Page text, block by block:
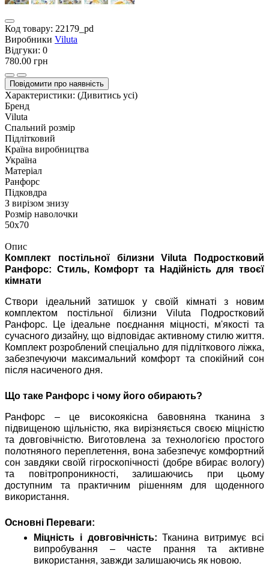
Код товару: 22179_pd
Виробники Viluta
Відгуки: 0
780.00 грн
Повідомити про наявність
Характеристики: (Дивитись усі)
Бренд
Viluta
Спальний розмір
Підлітковий
Країна виробництва
Україна
Матеріал
Ранфорс
Підковдра
З вирізом знизу
Розмір наволочки
50х70
Опис
Комплект постільної білизни Viluta Подростковий
Ранфорс: Стиль, Комфорт та Надійність для твоєї
кімнати
Створи ідеальний затишок у своїй кімнаті з новим
комплектом постільної білизни Viluta Подростковий
Ранфорс. Це ідеальне поєднання міцності, м'якості та
сучасного дизайну, що відповідає активному стилю життя.
Комплект розроблений спеціально для підліткового ліжка,
забезпечуючи максимальний комфорт та спокійний сон
після насиченого дня.
Що таке Ранфорс і чому його обирають?
Ранфорс – це високоякісна бавовняна тканина з
підвищеною щільністю, яка вирізняється своєю міцністю
та довговічністю. Виготовлена за технологією простого
полотняного переплетення, вона забезпечує комфортний
сон завдяки своїй гігроскопічності (добре вбирає вологу)
та повітропроникності, залишаючись при цьому
доступним та практичним рішенням для щоденного
використання.
Основні Переваги:
Міцність і довговічність: Тканина витримує всі
випробування – часте прання та активне
використання, завжди залишаючись як новою.